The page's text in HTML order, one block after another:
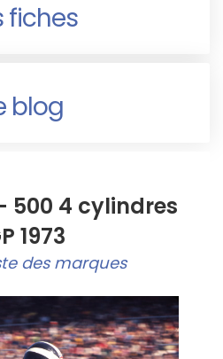
fiches
blog
500 4 cylindres
1973
des marques